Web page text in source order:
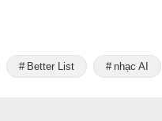
Better List nhạc AI